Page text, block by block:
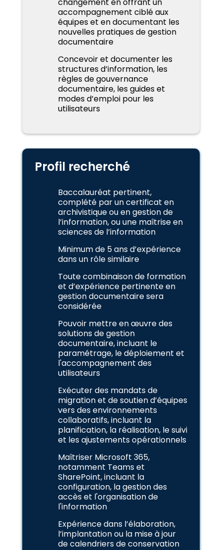
accompagnement ciblé aux
équipes et en documentant les
nouvelles pratiques de gestion
documentaire
Concevoir et documenter les
structures d’information, les
règles de gouvernance
documentaire, les guides et
modes d’emploi pour les
utilisateurs
Profil recherché
Baccalauréat pertinent,
complété par un certificat en
archivistique ou en gestion de
l’information, ou une maîtrise en
sciences de l’information
Minimum de 5 ans d’expérience
dans un rôle similaire
Toute combinaison de formation
et d’expérience pertinente en
gestion documentaire sera
considérée
Pouvoir mettre en œuvre des
solutions de gestion
documentaire, incluant le
paramétrage, le déploiement et
l'accompagnement des
utilisateurs
Exécuter des mandats de
migration et de soutien d’équipes
vers des environnements
collaboratifs, incluant la
planification, la réalisation, le suivi
et les ajustements opérationnels
Maîtriser Microsoft 365,
notamment Teams et
SharePoint, incluant la
configuration, la gestion des
accès et l'organisation de
l'information
Expérience dans l’élaboration,
l’implantation ou la mise à jour
de calendriers de conservation